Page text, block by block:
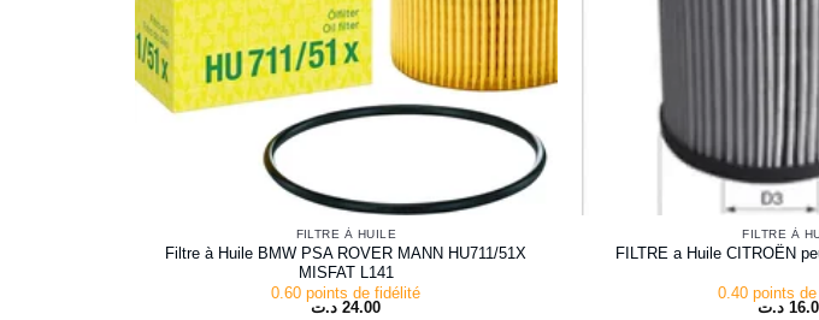
FILTRE À HUILE
Filtre à Huile BMW PSA ROVER MANN HU711/51X
MISFAT L141
0.60 points de fidélité
24.00 د.ت
FILTRE À
FILTRE a Huile CITROËN
0.40 points
د.ت